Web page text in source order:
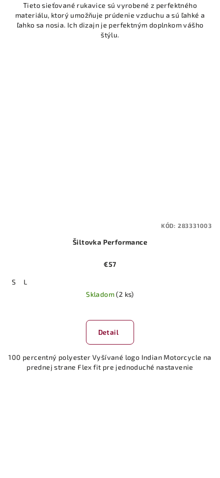
z
5
hviezdičiek.
Tieto sieťované rukavice sú vyrobené z perfektného
materiálu, ktorý umožňuje prúdenie vzduchu a sú ľahké a
ľahko sa nosia. Ich dizajn je perfektným doplnkom vášho
štýlu.
Šiltovka Performance
€57
S
L
Skladom(2 ks)
Detail
100 percentný polyester Vyšívané logo Indian Motorcycle na
prednej strane Flex fit pre jednoduché nastavenie
KÓD: 283331003